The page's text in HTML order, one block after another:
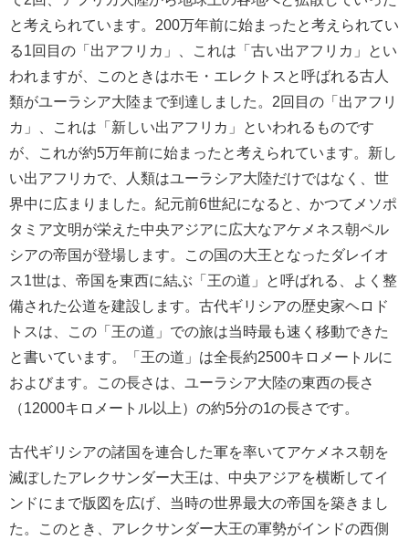
と考えられています。200万年前に始まったと考えられてい
る1回目の「出アフリカ」、これは「古い出アフリカ」とい
われますが、このときはホモ・エレクトスと呼ばれる古人
類がユーラシア大陸まで到達しました。2回目の「出アフリ
カ」、これは「新しい出アフリカ」といわれるものです
が、これが約5万年前に始まったと考えられています。新し
い出アフリカで、人類はユーラシア大陸だけではなく、世
界中に広まりました。紀元前6世紀になると、かつてメソポ
タミア文明が栄えた中央アジアに広大なアケメネス朝ペル
シアの帝国が登場します。この国の大王となったダレイオ
ス1世は、帝国を東西に結ぶ「王の道」と呼ばれる、よく整
備された公道を建設します。古代ギリシアの歴史家ヘロド
トスは、この「王の道」での旅は当時最も速く移動できた
と書いています。「王の道」は全長約2500キロメートルに
およびます。この長さは、ユーラシア大陸の東西の長さ
（12000キロメートル以上）の約5分の1の長さです。
古代ギリシアの諸国を連合した軍を率いてアケメネス朝を
滅ぼしたアレクサンダー大王は、中央アジアを横断してイ
ンドにまで版図を広げ、当時の世界最大の帝国を築きまし
た。このとき、アレクサンダー大王の軍勢がインドの西側